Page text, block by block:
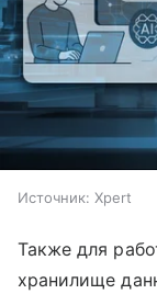
Источник: Xpert
Также для
хранилище